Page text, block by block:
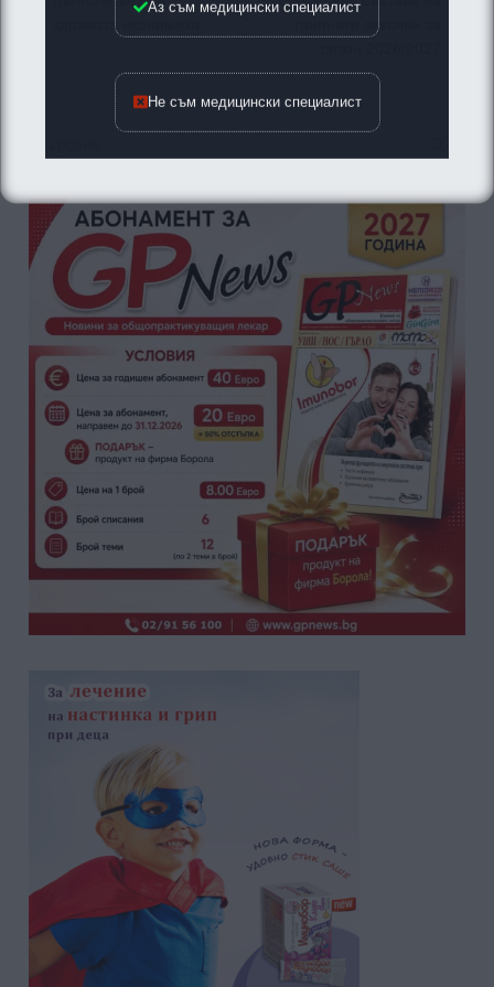
здравата икономика
грипните ваксини за
за:
Не съм медицински специалист